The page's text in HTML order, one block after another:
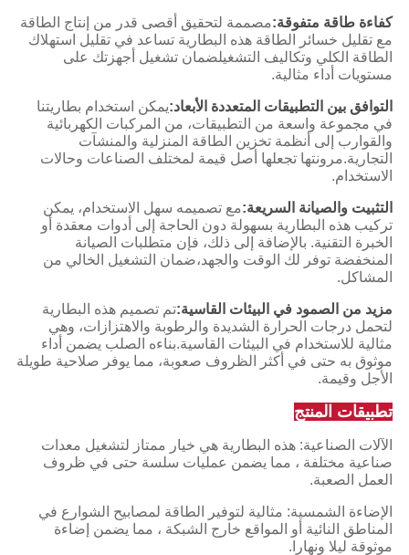
كفاءة طاقة متفوقة:مصممة لتحقيق أقصى قدر من إنتاج الطاقة
مع تقليل خسائر الطاقة هذه البطارية تساعد في تقليل استهلاك
الطاقة الكلي وتكاليف التشغيلضمان تشغيل أجهزتك على
مستويات أداء مثالية.
التوافق بين التطبيقات المتعددة الأبعاد:يمكن استخدام بطاريتنا
في مجموعة واسعة من التطبيقات، من المركبات الكهربائية
والقوارب إلى أنظمة تخزين الطاقة المنزلية والمنشآت
التجارية.مرونتها تجعلها أصل قيمة لمختلف الصناعات وحالات
الاستخدام.
التثبيت والصيانة السريعة:مع تصميمه سهل الاستخدام، يمكن
تركيب هذه البطارية بسهولة دون الحاجة إلى أدوات معقدة أو
الخبرة التقنية. بالإضافة إلى ذلك، فإن متطلبات الصيانة
المنخفضة توفر لك الوقت والجهد،ضمان التشغيل الخالي من
المشاكل.
مزيد من الصمود في البيئات القاسية:تم تصميم هذه البطارية
لتحمل درجات الحرارة الشديدة والرطوبة والاهتزازات، وهي
مثالية للاستخدام في البيئات القاسية.بناءه الصلب يضمن أداء
موثوق به حتى في أكثر الظروف صعوبة، مما يوفر صلاحية طويلة
الأجل وقيمة.
تطبيقات المنتج
الآلات الصناعية: هذه البطارية هي خيار ممتاز لتشغيل معدات
صناعية مختلفة ، مما يضمن عمليات سلسة حتى في ظروف
العمل الصعبة.
الإضاءة الشمسية: مثالية لتوفير الطاقة لمصابيح الشوارع في
المناطق النائية أو المواقع خارج الشبكة ، مما يضمن إضاءة
موثوقة ليلا ونهارا.